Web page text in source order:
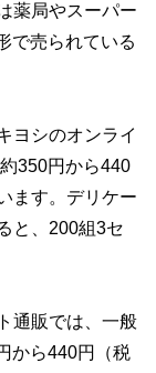
を提供するお金の
薬局やスーパー
で売られている
ヨシのオンライ
350円から440
ます。デリケー
と、200組3セ
通販では、一般
から440円（税